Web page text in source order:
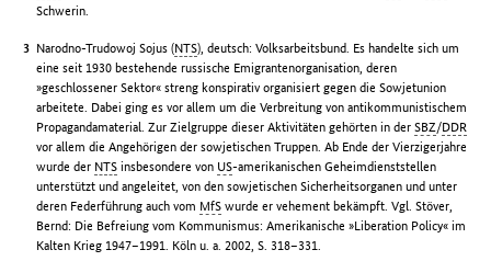
Schwerin.
Narodno-Trudowoj Sojus (NTS), deutsch: Volksarbeitsbund. Es handelte sich um
eine seit 1930 bestehende russische Emigrantenorganisation, deren
»geschlossener Sektor« streng konspirativ organisiert gegen die Sowjetunion
arbeitete. Dabei ging es vor allem um die Verbreitung von antikommunistischem
Propagandamaterial. Zur Zielgruppe dieser Aktivitäten gehörten in derSBZ/DDR
vor allem die Angehörigen der sowjetischen Truppen. Ab Ende der Vierzigerjahre
wurde der NTS insbesondere von US-amerikanischen Geheimdienststellen
unterstützt und angeleitet, von den sowjetischen Sicherheitsorganen und unter
deren Federführung auch vom MfS wurde er vehement bekämpft. Vgl. Stöver,
Bernd: Die Befreiung vom Kommunismus: Amerikanische »Liberation Policy« im
Kalten Krieg 1947–1991. Köln u. a. 2002, S. 318–331.